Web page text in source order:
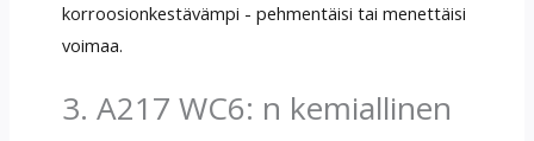
korroosionkestävämpi - pehmentäisi tai menettäisi
voimaa.
3. A217 WC6: n kemiallinen